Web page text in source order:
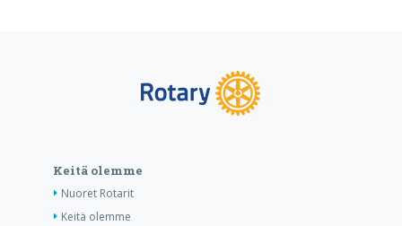
Keitä olemme
Nuoret Rotarit
Keitä olemme